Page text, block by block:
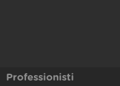
Professionisti